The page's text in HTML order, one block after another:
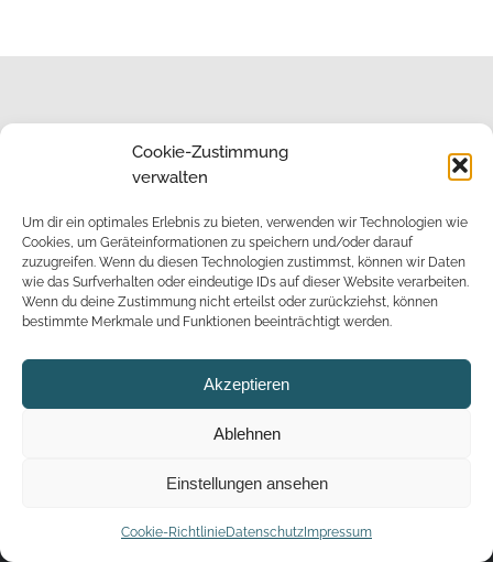
Cookie-Zustimmung
verwalten
Um dir ein optimales Erlebnis zu bieten, verwenden wir Technologien wie
Cookies, um Geräteinformationen zu speichern und/oder darauf
zuzugreifen. Wenn du diesen Technologien zustimmst, können wir Daten
wie das Surfverhalten oder eindeutige IDs auf dieser Website verarbeiten.
Wenn du deine Zustimmung nicht erteilst oder zurückziehst, können
bestimmte Merkmale und Funktionen beeinträchtigt werden.
Akzeptieren
Ablehnen
Einstellungen ansehen
Cookie-RichtlinieDatenschutz Impressum
Datenschutz
© Copyright - team jubilaeum